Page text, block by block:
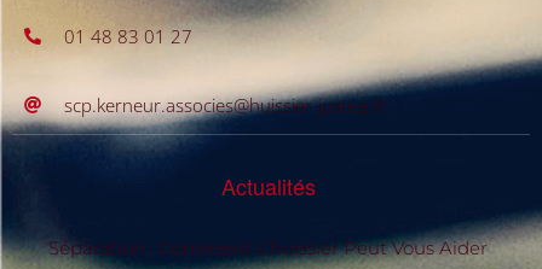
01 48 83 01 27
scp.kerneur.associes@huissier-justice.fr
Actualités
Séparation : Comment L’huissier Peut Vous Aider